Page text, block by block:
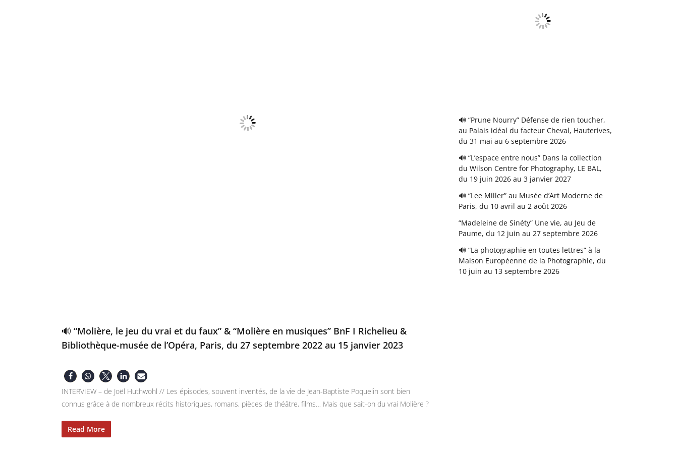
🔊 “Molière, le jeu du vrai et du faux” & “Molière en musiques” BnF I Richelieu &
Bibliothèque-musée de l’Opéra, Paris, du 27 septembre 2022 au 15 janvier 2023
INTERVIEW – de Joël Huthwohl // Les épisodes, souvent inventés, de la vie de Jean-Baptiste Poquelin sont bien
connus grâce à de nombreux récits historiques, romans, pièces de théâtre, films… Mais que sait-on du vrai Molière ?
Read More
🔊 “Prune Nourry” Défense de rien toucher,
au Palais idéal du facteur Cheval, Hauterives,
du 31 mai au 6 septembre 2026
🔊 “L’espace entre nous” Dans la collection
du Wilson Centre for Photography, LE BAL,
du 19 juin 2026 au 3 janvier 2027
🔊 “Lee Miller” au Musée d’Art Moderne de
Paris, du 10 avril au 2 août 2026
“Madeleine de Sinéty” Une vie, au Jeu de
Paume, du 12 juin au 27 septembre 2026
🔊 “La photographie en toutes lettres” à la
Maison Européenne de la Photographie, du
10 juin au 13 septembre 2026